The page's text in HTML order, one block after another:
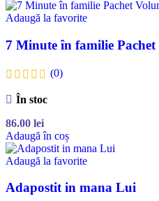
Adaugă la favorite
7 Minute în familie
(0)
În stoc
86.00 lei
Adaugă în coș
Adaugă la favorite
Adapostit in mana Lui